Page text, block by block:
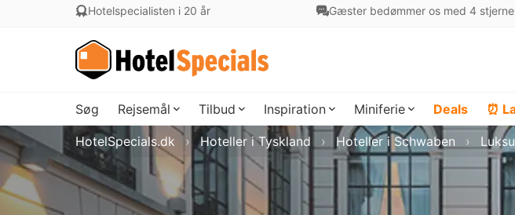
Hotelspecialisten i 20 år Gæster bedømmer os med 4
Søg Rejsemål Tilbud Inspiration Miniferie Deals ⏰
HotelSpecials.dk Hoteller i Tyskland Hoteller i Schwaben